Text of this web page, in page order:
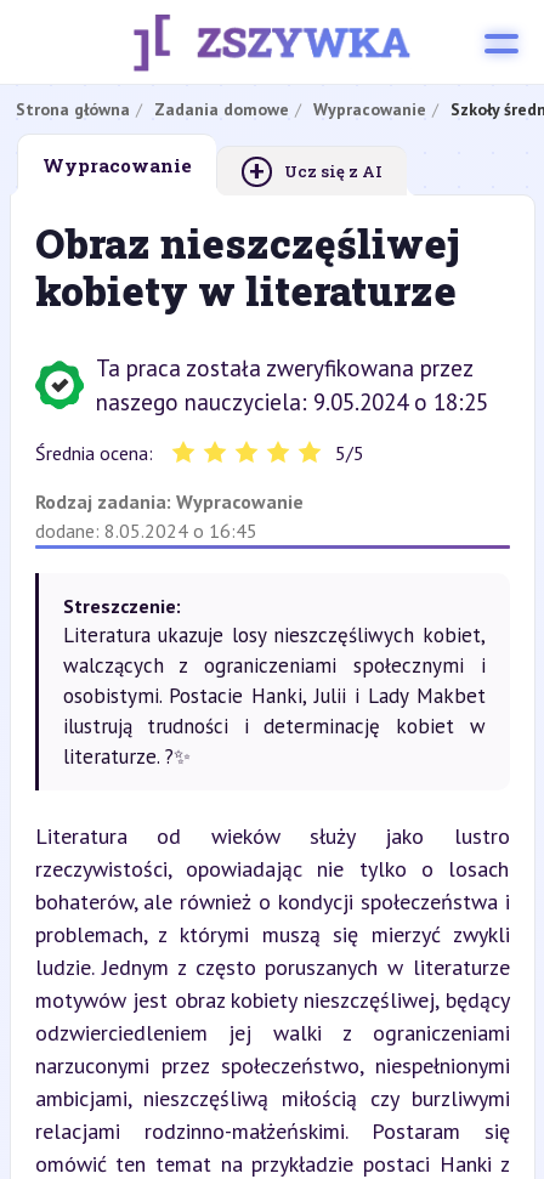
Strona główna Zadania domowe Wypracowanie Szkoły
Wypracowanie + Ucz się z AI
Obraz nieszczęśliwej
kobiety w literaturze
Ta praca została zweryfikowana przez
naszego nauczyciela: 9.05.2024 o 18:25
Średnia ocena: 5/5
Rodzaj zadania: Wypracowanie
dodane: 8.05.2024 o 16:45
Streszczenie:
Literatura ukazuje losy nieszczęśliwych kobiet,
walczących z ograniczeniami społecznymi i
osobistymi. Postacie Hanki, Julii i Lady Makbet
ilustrują trudności i determinację kobiet w
literaturze. ?✨
Literatura od wieków służy jako lustro
rzeczywistości, opowiadając nie tylko o losach
bohaterów, ale również o kondycji społeczeństwa i
problemach, z którymi muszą się mierzyć zwykli
ludzie. Jednym z często poruszanych w literaturze
motywów jest obraz kobiety nieszczęśliwej, będący
odzwierciedleniem jej walki z ograniczeniami
narzuconymi przez społeczeństwo, niespełnionymi
ambicjami, nieszczęśliwą miłością czy burzliwymi
relacjami rodzinno-małżeńskimi. Postaram się
omówić ten temat na przykładzie postaci Hanki z